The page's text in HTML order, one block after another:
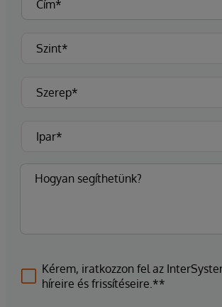
Kérem, iratkozzon fel az
híreire és frissítéseire.**